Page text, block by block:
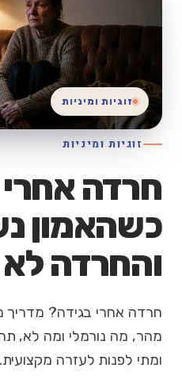
זוגיות ומיניות
חרדה
כשהאמון
והחרדה
חרדה אחרי בגידה? מדריך
ומתי לפנות לעזרה מקצועית.
זוגיות ומיניות